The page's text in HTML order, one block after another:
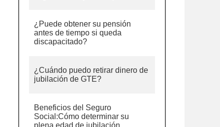
¿Puede obtener su pensión
antes de tiempo si queda
discapacitado?
¿Cuándo puedo retirar dinero de
jubilación de GTE?
Beneficios del Seguro
Social:Cómo determinar su
plena edad de jubilación